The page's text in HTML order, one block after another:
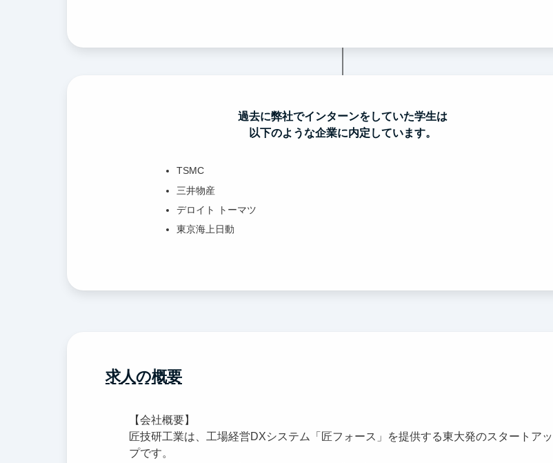
過去に弊社でインターンをしていた学生は
以下のような企業に内定しています。
TSMC
三井物産
デロイト トーマツ
東京海上日動
求人の概要
【会社概要】
匠技研工業は、工場経営DXシステム「匠フォース」を提供する東大発のスタートアッ
プです。